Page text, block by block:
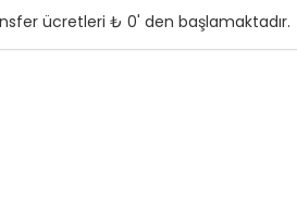
transfer ücretleri ₺ 0' den başlamaktadır.